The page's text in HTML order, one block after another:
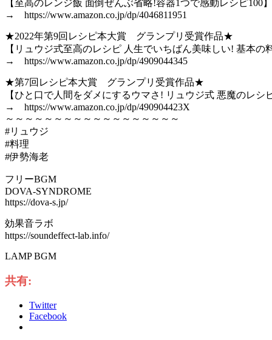
【至高のレンジ飯 面倒ぜんぶ省略!容器1つで感動レシピ100】
→ https://www.amazon.co.jp/dp/4046811951
★2022年第9回レシピ本大賞 グランプリ受賞作品★
【リュウジ式至高のレシピ 人生でいちばん美味しい! 基本の
→ https://www.amazon.co.jp/dp/4909044345
★第7回レシピ本大賞 グランプリ受賞作品★
【ひと口で人間をダメにするウマさ! リュウジ式 悪魔のレシ
→ https://www.amazon.co.jp/dp/490904423X
～～～～～～～～～～～～～～～～～～
#リュウジ
#料理
#伊勢海老
フリーBGM
DOVA-SYNDROME
https://dova-s.jp/
効果音ラボ
https://soundeffect-lab.info/
LAMP BGM
共有:
Twitter
Facebook